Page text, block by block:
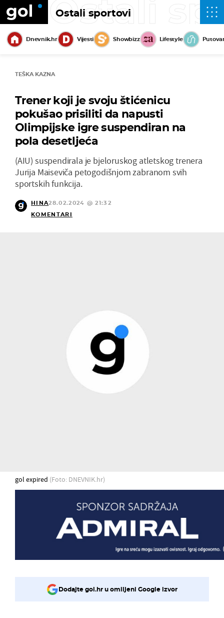
Ostali sportovi
Ostali
Dnevnik.hr Vijesti Showbizz Lifestyle
TEŠKA KAZNA
Trener koji je svoju štićenicu
pokušao prisiliti da napusti
Olimpijske igre suspendiran na
pola desetljeća
(AIU) suspendirala je bjeloruskog atletskog trenera
Jurija Maiseviča petogodišnjom zabranom svih
sportskih funkcija.
HINA28.02.2024 @ 21:32
KOMENTARI
gol expired (Foto: DNEVNIK.hr)
Dodajte gol.hr u omiljeni Google izvor